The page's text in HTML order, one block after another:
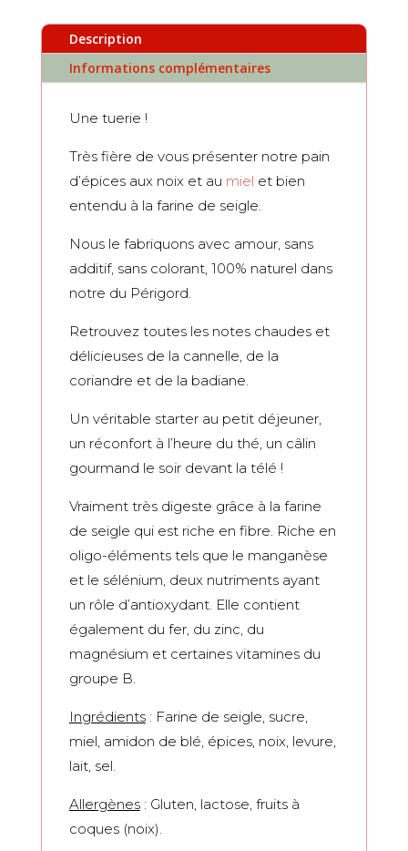
d'épices
artisanal
noix
290g
Description
Informations complémentaires
Une tuerie !
Très fière de vous présenter notre pain
d’épices aux noix et au miel et bien
entendu à la farine de seigle.
Nous le fabriquons avec amour, sans
additif, sans colorant, 100% naturel dans
notre du Périgord.
Retrouvez toutes les notes chaudes et
délicieuses de la cannelle, de la
coriandre et de la badiane.
Un véritable starter au petit déjeuner,
un réconfort à l’heure du thé, un câlin
gourmand le soir devant la télé !
Vraiment très digeste grâce à la farine
de seigle qui est riche en fibre. Riche en
oligo-éléments tels que le manganèse
et le sélénium, deux nutriments ayant
un rôle d’antioxydant. Elle contient
également du fer, du zinc, du
magnésium et certaines vitamines du
groupe B.
Ingrédients: Farine de seigle, sucre,
miel, amidon de blé, épices, noix, levure,
lait, sel.
Allergènes: Gluten, lactose, fruits à
coques (noix).